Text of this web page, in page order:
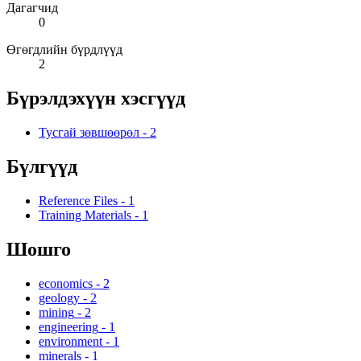
Дагагчид
0
Өгөгдлийн бүрдлүүд
2
Бүрэлдэхүүн хэсгүүд
Тусгай зөвшөөрөл - 2
Бүлгүүд
Reference Files - 1
Training Materials - 1
Шошго
economics - 2
geology - 2
mining - 2
engineering - 1
environment - 1
minerals - 1